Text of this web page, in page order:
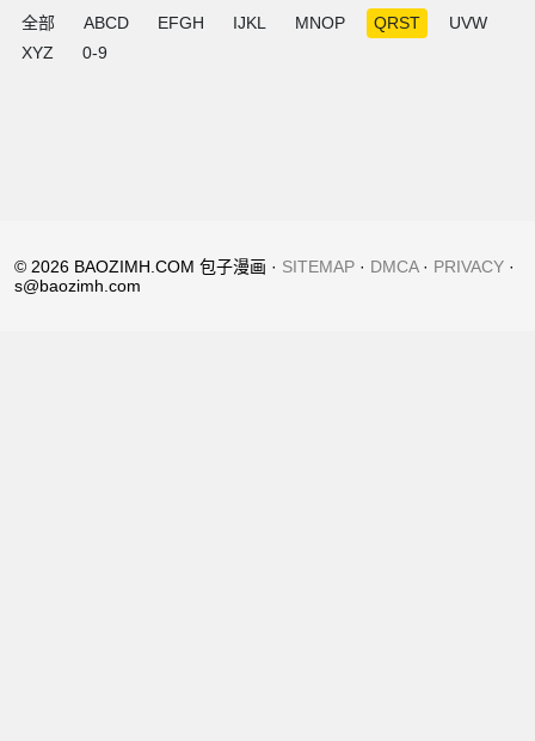
全部 ABCD EFGH IJKL MNOP QRST
UVW
XYZ
0-9
© 2026 BAOZIMH.COM 包子漫画 · SITEMAP · DMCA· PRIVACY ·
s@baozimh.com